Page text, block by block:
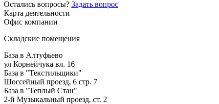
Остались вопросы? Задать вопрос
Карта деятельности
Офис компании
Складские помещения
База в Алтуфьево
ул Корнейчука вл. 16
База в "Текстильщики"
Шоссейный проезд, 6 стр. 7
База в "Теплый Стан"
2-й Музыкальный проезд, ст. 2